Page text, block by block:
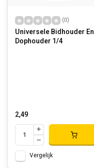
(0)
Universele Bidhouder En
Dophouder 1/4
2,49
Vergelijk